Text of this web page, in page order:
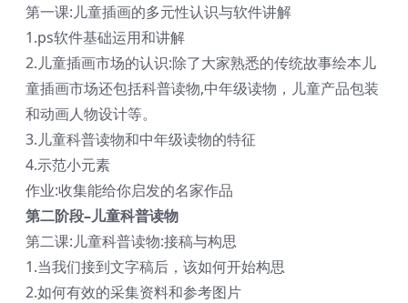
第一课:儿童插画的多元性认识与软件讲解
1.ps软件基础运用和讲解
2.儿童插画市场的认识:除了大家熟悉的传统故事绘本儿
童插画市场还包括科普读物,中年级读物，儿童产品包装
和动画人物设计等。
3.儿童科普读物和中年级读物的特征
4.示范小元素
作业:收集能给你启发的名家作品
第二阶段–儿童科普读物
第二课:儿童科普读物:接稿与构思
1.当我们接到文字稿后，该如何开始构思
2.如何有效的采集资料和参考图片